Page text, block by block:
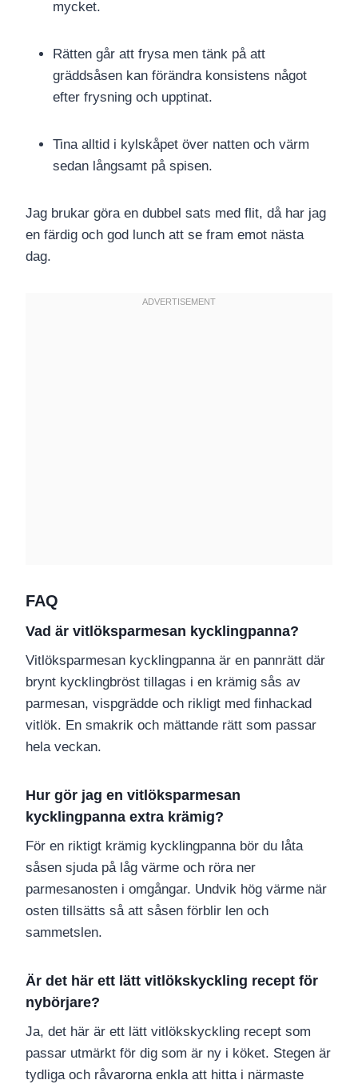
mycket.
Rätten går att frysa men tänk på att
gräddsåsen kan förändra konsistens något
efter frysning och upptinat.
Tina alltid i kylskåpet över natten och värm
sedan långsamt på spisen.
Jag brukar göra en dubbel sats med flit, då har jag
en färdig och god lunch att se fram emot nästa
dag.
FAQ
Vad är vitlöksparmesan kycklingpanna?
Vitlöksparmesan kycklingpanna är en pannrätt där
brynt kycklingbröst tillagas i en krämig sås av
parmesan, vispgrädde och rikligt med finhackad
vitlök. En smakrik och mättande rätt som passar
hela veckan.
Hur gör jag en vitlöksparmesan
kycklingpanna extra krämig?
För en riktigt krämig kycklingpanna bör du låta
såsen sjuda på låg värme och röra ner
parmesanosten i omgångar. Undvik hög värme när
osten tillsätts så att såsen förblir len och
sammetslen.
Är det här ett lätt vitlökskyckling recept för
nybörjare?
Ja, det här är ett lätt vitlökskyckling recept som
passar utmärkt för dig som är ny i köket. Stegen är
tydliga och råvarorna enkla att hitta i närmaste